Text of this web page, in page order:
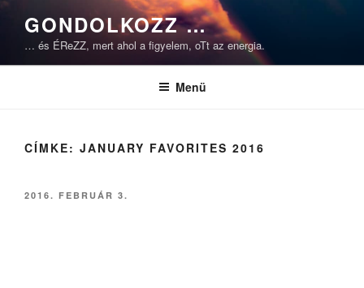
Tartalomhoz
GONDOLKOZZ …
… és ÉReZZ, mert ahol a figyelem, oTt az energia.
Menü
CÍMKE: JANUARY FAVORITES 2016
BEKÜLDVE:
2016. FEBRUÁR 3.